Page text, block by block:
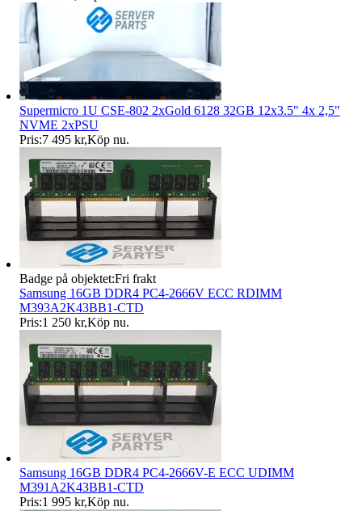
Supermicro 1U CSE-802 2xGold 6128 32GB 12x3.5" 4x 2,5"
NVME 2xPSU
Pris:7 495 kr,Köp nu.
Badge på objektet:Fri frakt
Samsung 16GB DDR4 PC4-2666V ECC RDIMM
M393A2K43BB1-CTD
Pris:1 250 kr,Köp nu.
Samsung 16GB DDR4 PC4-2666V-E ECC UDIMM
M391A2K43BB1-CTD
Pris:1 995 kr,Köp nu.